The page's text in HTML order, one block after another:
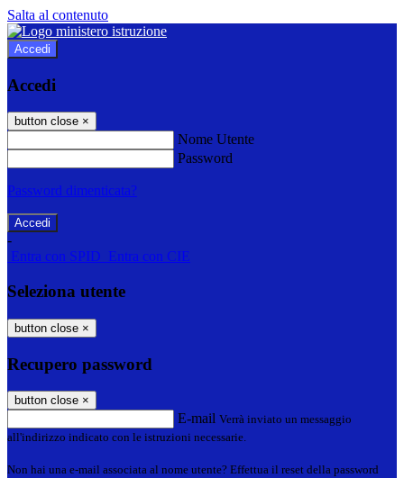
Salta al contenuto
Accedi
Accedi
button close ×
Nome Utente
Password
Password dimenticata?
-
Entra con SPID Entra con CIE
Seleziona utente
button close ×
Recupero password
button close ×
E-mail Verrà inviato un messaggio
all'indirizzo indicato con le istruzioni necessarie.
Non hai una e-mail associata al nome utente? Effettua il reset della password